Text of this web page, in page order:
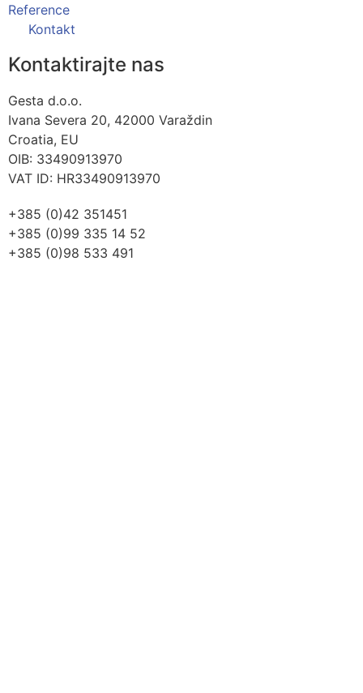
Reference
Kontakt
Kontaktirajte nas
Gesta d.o.o.
Ivana Severa 20, 42000 Varaždin
Croatia, EU
OIB: 33490913970
VAT ID: HR33490913970
+385 (0)42 351451
+385 (0)99 335 14 52
+385 (0)98 533 491